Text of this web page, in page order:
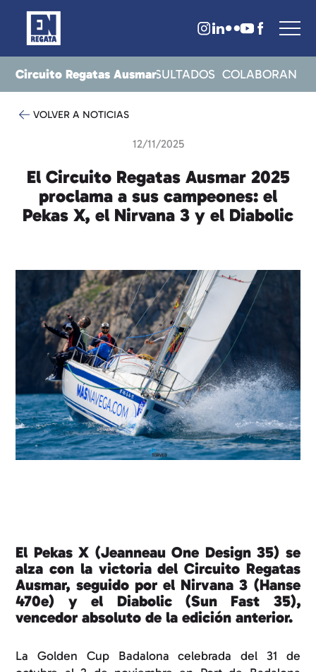
Circuito Regatas Ausmar
NOTICIAS TOA RESULTADOS COLABORAN
VOLVER A NOTICIAS
12/11/2025
El Circuito Regatas Ausmar 2025
proclama a sus campeones: el
Pekas X, el Nirvana 3 y el Diabolic
El Pekas X (Jeanneau One Design 35) se
alza con la victoria del Circuito Regatas
Ausmar, seguido por el Nirvana 3 (Hanse
470e) y el Diabolic (Sun Fast 35),
vencedor absoluto de la edición anterior.
La Golden Cup Badalona celebrada del 31 de